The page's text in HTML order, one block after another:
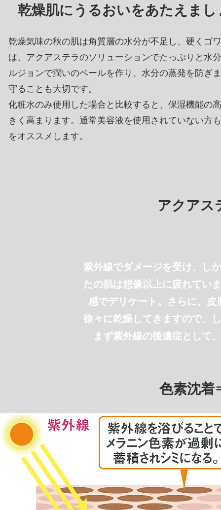
乾燥肌にうるおいをあたえまし
乾燥気味の秋の肌は角質層の水分が不足し、硬くゴ
は、アクアステラのソリューションでたっぷりと水
ルジョンで潤いのベールを作り、水分の蒸発を防ぎ
守ることも大切です。
化粧水のみ使用した場合と比較すると、保湿機能の
きく高まります。通常美容液を使用されていない方
をオススメします。
アクアス
紫外線でダメージを受け、し
たの肌は想像以上に疲れてい
感でデリケート。
さらに、皮
徐々に乾燥してきますので、
まず紫外線の後遺症として
色素沈